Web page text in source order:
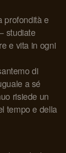
profondità e
studiate
e vita in ogni
di
a sé
risiede un
tempo e della